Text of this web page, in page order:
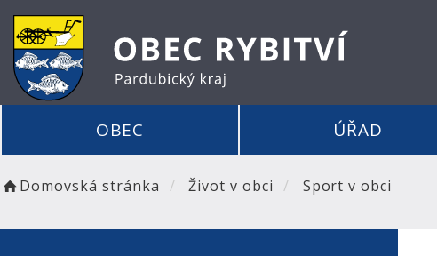
OBEC ÚŘAD
Domovská stránka Život v obci Sport v obci